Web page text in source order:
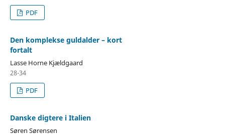
PDF
Den komplekse guldalder – kort
fortalt
Lasse Horne Kjældgaard
28-34
PDF
Danske digtere i Italien
Søren Sørensen